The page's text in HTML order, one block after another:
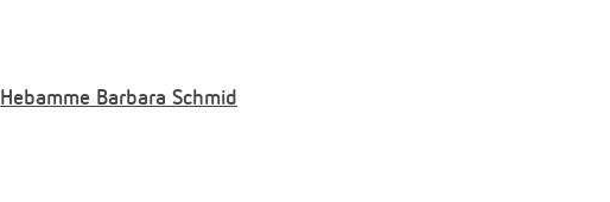
Hebamme Barbara Schmid